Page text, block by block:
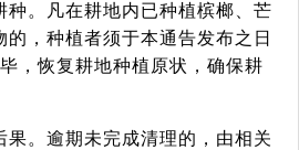
种。凡在耕地内已种植槟榔、芒
，种植者须于本通告发布之日
，恢复耕地种植原状，确保耕
果。逾期未完成清理的，由相关